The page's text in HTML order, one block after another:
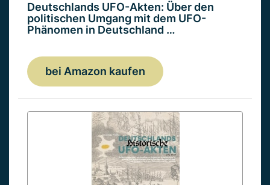
Deutschlands UFO-Akten: Über den
politischen Umgang mit dem UFO-
Phänomen in Deutschland …
bei Amazon kaufen